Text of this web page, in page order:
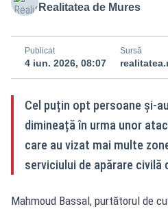
Realitatea de Mures
Publicat
4 iun. 2026, 08:07
Sursă
Cel puțin opt persoane și-
dimineață în urma unor
care au vizat mai multe
serviciului de apărare
Mahmoud Bassal, purtătorul de